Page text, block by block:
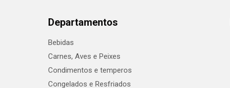
Departamentos
Bebidas
Carnes, Aves e Peixes
Condimentos e temperos
Congelados e Resfriados